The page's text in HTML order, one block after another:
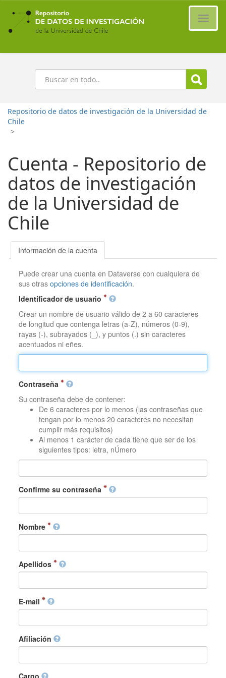
Ir
contenido
principal
Buscar
Repositorio de datos de investigación de la Universidad de
Chile
>
Cuenta - Repositorio de
datos de investigación
de la Universidad de
Chile
Información de la cuenta
Puede crear una cuenta en Dataverse con cualquiera de
sus otrasopciones de identificación.
Identificador de usuario
Crear un nombre de usuario válido de 2 a 60 caracteres
de longitud que contenga letras (a-Z), números (0-9),
rayas (-), subrayados (_), y puntos (.) sin caracteres
acentuados ni eñes.
Contraseña
Su contraseña debe de contener:
De 6 caracteres por lo menos (las contraseñas que
tengan por lo menos 20 caracteres no necesitan
cumplir más requisitos)
Al menos 1 carácter de cada tiene que ser de los
siguientes tipos: letra, nÚmero
Confirme su contraseña
Nombre
Apellidos
E-mail
Afiliación
Cargo